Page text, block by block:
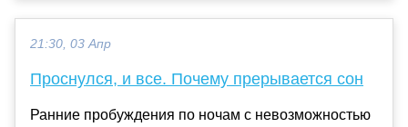
21:30, 03 Апр
Проснулся, и все. Почему прерывается сон
Ранние пробуждения по ночам с невозможностью